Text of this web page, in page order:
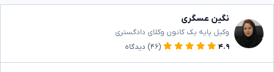
نگین عسگری
وکیل پایه یک کانون وکلای دادگستری
۴.۹
(۴۶) دیدگاه